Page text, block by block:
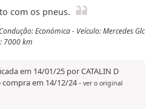
com os pneus.
Económica - Veículo: Mercedes Glc
7000 km
em 14/01/25 por CATALIN D
compra em 14/12/24- ver o original